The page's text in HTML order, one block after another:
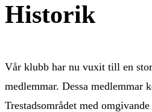
Historik
Vår klubb har nu vuxit till en
medlemmar. Dessa medlemmar
Trestadsområdet med